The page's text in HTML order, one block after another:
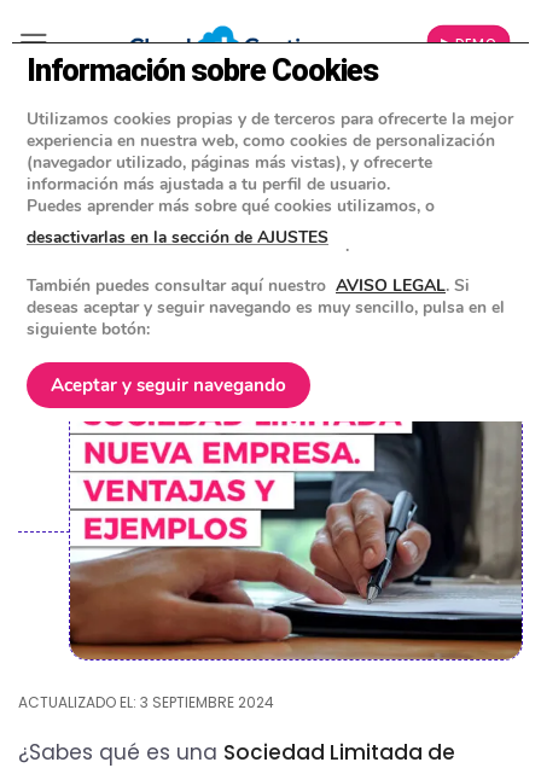
▶ DEMO
BLOG»CONSEJOS Y HERRAMIENTAS PARA EMPRESAS
Qué es una Sociedad Limitada
Nueva Empresa (SLNE). Ventajas y
ejemplos
POSTED ON23 DICIEMBRE 2022
ACTUALIZADO EL: 3 SEPTIEMBRE 2024
¿Sabes qué es una Sociedad Limitada de
Información sobre Cookies
Utilizamos cookies propias y de terceros para ofrecerte la mejor
experiencia en nuestra web, como cookies de personalización
(navegador utilizado, páginas más vistas), y ofrecerte
información más ajustada a tu perfil de usuario.
Puedes aprender más sobre qué cookies utilizamos, o
desactivarlas en la sección de AJUSTES
.
También puedes consultar aquí nuestro AVISO LEGAL. Si
deseas aceptar y seguir navegando es muy sencillo, pulsa en el
siguiente botón:
Aceptar y seguir navegando